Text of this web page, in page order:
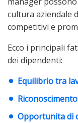
cultura aziendale
competitivi e
Ecco i principali
dei dipendenti:
Equilibrio tra
Opportunita di